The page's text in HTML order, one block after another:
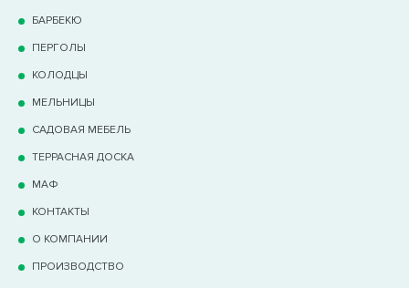
БАРБЕКЮ
ПЕРГОЛЫ
КОЛОДЦЫ
МЕЛЬНИЦЫ
САДОВАЯ МЕБЕЛЬ
ТЕРРАCНАЯ ДОСКА
МАФ
КОНТАКТЫ
О КОМПАНИИ
ПРОИЗВОДСТВО